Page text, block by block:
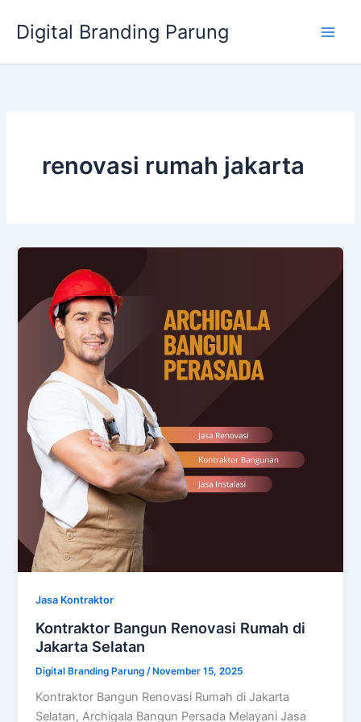
konten
Digital Branding Parung
renovasi rumah jakarta
Jasa Kontraktor
Kontraktor Bangun Renovasi Rumah di
Jakarta Selatan
Digital Branding Parung /November 15, 2025
Kontraktor Bangun Renovasi Rumah di Jakarta
Selatan, Archigala Bangun Persada Melayani Jasa